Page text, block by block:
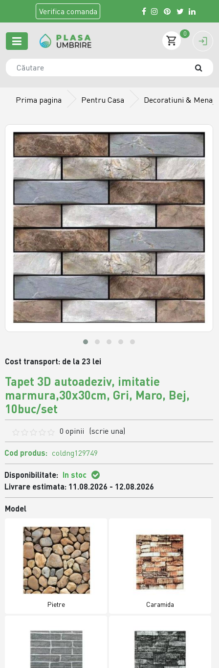
Verifica comanda
0
Prima pagina Pentru Casa Decoratiuni & Menaj
Cost transport: de la 23 lei
Tapet 3D autoadeziv, imitatie
marmura,30x30cm, Gri, Maro, Bej,
10buc/set
0 opinii (scrie una)
Cod produs: coldng129749
Disponibilitate: In stoc
Livrare estimata: 11.08.2026 - 12.08.2026
Model
Pietre Caramida